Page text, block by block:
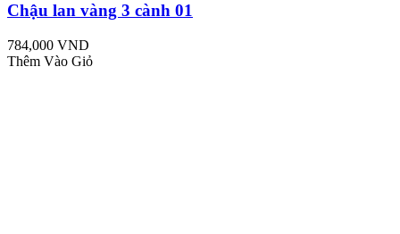
Chậu lan vàng 3 cành 01
784,000 VND
Thêm Vào Giỏ